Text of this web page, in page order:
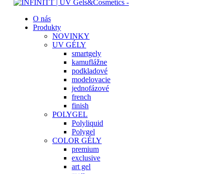
O nás
Produkty
NOVINKY
UV GÉLY
smartgely
kamuflážne
podkladové
modelovacie
jednofázové
french
finish
POLYGEL
Polyliquid
Polygel
COLOR GÉLY
premium
exclusive
art gel